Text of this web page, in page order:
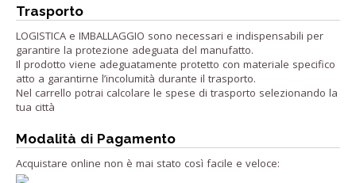
Trasporto
LOGISTICA e IMBALLAGGIO sono necessari e indispensabili per
garantire la protezione adeguata del manufatto.
Il prodotto viene adeguatamente protetto con materiale specifico
atto a garantirne l’incolumità durante il trasporto.
Nel carrello potrai calcolare le spese di trasporto selezionando la
tua città
Modalità di Pagamento
Acquistare online non è mai stato così facile e veloce: